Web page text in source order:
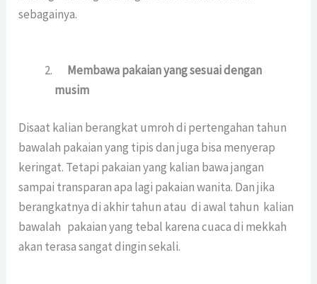
sebagainya.
Membawa pakaian yang sesuai dengan
musim
Disaat kalian berangkat umroh di pertengahan tahun
bawalah pakaian yang tipis dan juga bisa menyerap
keringat. Tetapi pakaian yang kalian bawa jangan
sampai transparan apa lagi pakaian wanita. Dan jika
berangkatnya di akhir tahun atau di awal tahun kalian
bawalah pakaian yang tebal karena cuaca di mekkah
akan terasa sangat dingin sekali.